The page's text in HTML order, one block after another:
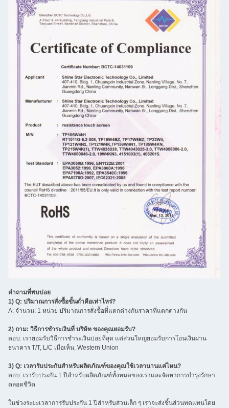
คำถามที่พบบ่อย
1) Q: ปริมาณการสั่งซื้อขั้นต่ำคือเท่าไหร่?
A: จำนวน: 1 หน่วย ปริมาณการสั่งซื้อที่แตกต่างกันราคาที่แตกต่างกัน
2) ถาม: วิธีการชำระเงินที่ บริษัท ของคุณยอมรับ?
ตอบ: เรายอมรับวิธีการชำระเงินบ่อยที่สุด แต่ส่วนใหญ่ยอมรับการโอนเงินผ่าน
ธนาคาร T/T, L/C เมื่อเห็น, Western Union
3) Q: เวลารับประกันสำหรับผลิตภัณฑ์ของคุณใช้เวลานานแค่ไหน?
ตอบ: เรารับประกัน 1 ปีสำหรับผลิตภัณฑ์ทั้งหมดของเราและจัดหาการบำรุงรักษา
ตลอดชีวิต
ในช่วงระยะเวลาการรับประกัน 1 ปีสำหรับส่วนเล็ก ๆ เราจะส่งชิ้นส่วนทดแทนโดย